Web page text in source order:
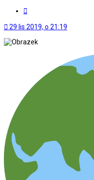
29 lis 2019, o 21:19